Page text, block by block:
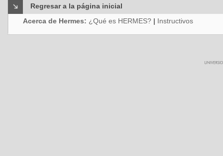
Regresar a la página inicial
Acerca de Hermes: ¿Qué es HERMES? | Instructivos